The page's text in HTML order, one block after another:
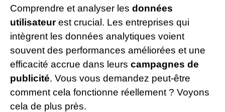
Comprendre et analyser les données
utilisateurest crucial. Les entreprises qui
intègrent les données analytiques voient
souvent des performances améliorées et une
efficacité accrue dans leurs campagnes de
publicité. Vous vous demandez peut-être
comment cela fonctionne réellement ? Voyons
cela de plus près.